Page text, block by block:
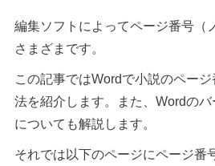
編集ソフトによってページ番号（
さまざまです。
この記事ではWordで小説のペー
法を紹介します。また、Wordの
についても解説します。
それでは以下のページにページ番